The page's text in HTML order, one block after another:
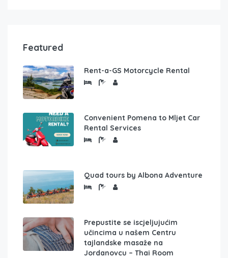
Featured
Rent-a-GS Motorcycle Rental
Convenient Pomena to Mljet Car
Rental Services
Quad tours by Albona Adventure
Prepustite se iscjeljujućim
učincima u našem Centru
tajlandske masaže na
Jordanovcu – Thai Room